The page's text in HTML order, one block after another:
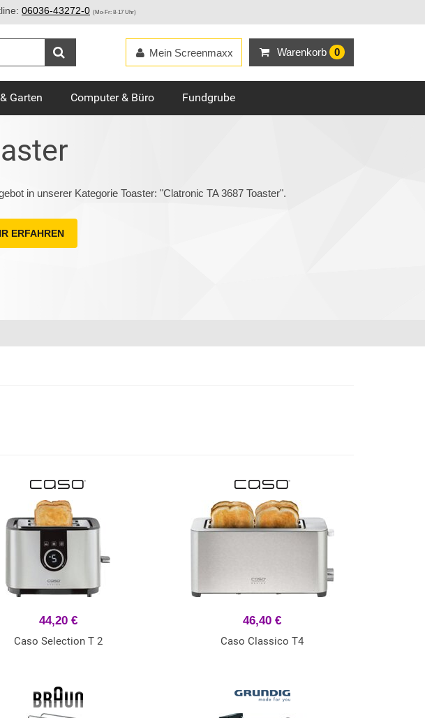
06036-43272-0 (Mo-Fr: 8-17 Uhr)
Warenkorb 0
Mein Screenmaxx
Garten Computer & Büro Fundgrube
in unserer Kategorie Toaster: "Clatronic TA 3687 Toaster".
ERFAHREN
44,20 €
Caso Selection T 2
46,40 €
Caso Classico T4